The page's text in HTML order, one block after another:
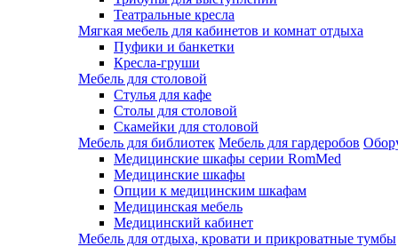
Театральные кресла
Мягкая мебель для кабинетов и комнат отдыха
Пуфики и банкетки
Кресла-груши
Мебель для столовой
Cтулья для кафе
Cтолы для столовой
Скамейки для столовой
Мебель для библиотек Мебель для гардеробов
Медицинские шкафы серии RomMed
Медицинские шкафы
Опции к медицинским шкафам
Медицинская мебель
Медицинский кабинет
Мебель для отдыха, кровати и прикроватные тумбы